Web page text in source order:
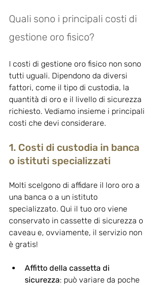
Quali sono i principali costi di
gestione oro fisico?
I costi di gestione oro fisico non sono
tutti uguali. Dipendono da diversi
fattori, come il tipo di custodia, la
quantità di oro e il livello di sicurezza
richiesto. Vediamo insieme i principali
costi che devi considerare.
1. Costi di custodia in banca
o istituti specializzati
Molti scelgono di affidare il loro oro a
una banca o a un istituto
specializzato. Qui il tuo oro viene
conservato in cassette di sicurezza o
caveau e, ovviamente, il servizio non
è gratis!
Affitto della cassetta di
sicurezza: può variare da poche